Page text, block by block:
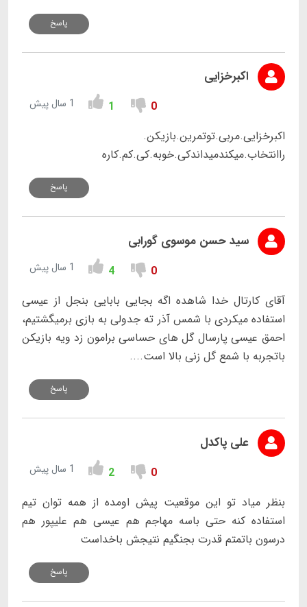
پاسخ
اکبرخزایی
0
1 1 سال پیش
اکبرخزایی.مربی.توتمرین.بازیکن.
راانتخاب.میکندمیداندکی.خوبه.کی.کم.کاره
پاسخ
سید حسن موسوی گورابی
0
4 1 سال پیش
آقای کارتال خدا شاهده اگه بجایی بابایی بنجل از عیسی
استفاده میکردی با شمس آذر ته جدولی به بازی برمیگشتیم،
احمق عیسی پارسال گل های حساسی برامون زد ویه بازیکن
باتجربه با شمع گل زنی بالا است....
پاسخ
علی پاکدل
0
2 1 سال پیش
بنظر میاد تو این موقعیت پیش اومده از همه توان تیم
استفاده کنه حتی باسه مهاجم هم عیسی هم علیپور هم
درسون باتمتم قدرت بجنگیم نتیجش باخداست
پاسخ